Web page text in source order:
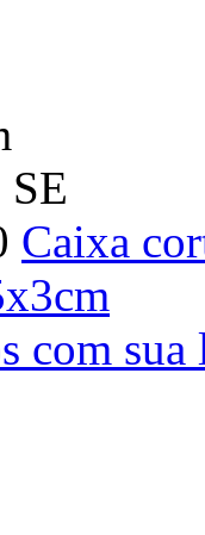
Caixa
com